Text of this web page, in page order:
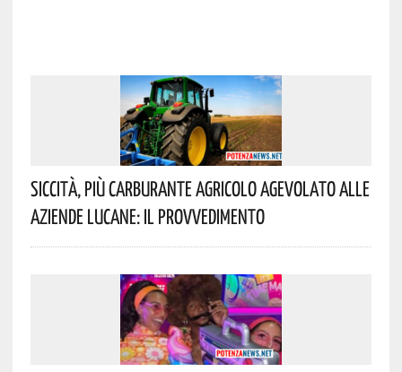
Siccità, Più Carburante Agricolo Agevolato Alle
Aziende Lucane: Il Provvedimento